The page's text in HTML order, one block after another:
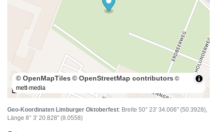
100 m
© OpenMapTiles © OpenStreetMap contributors ©
mett-media
Geo-Koordinaten Limburger Oktoberfest: Breite 50° 23' 34.006" (50.3928),
Länge 8° 3' 20.828" (8.0558)